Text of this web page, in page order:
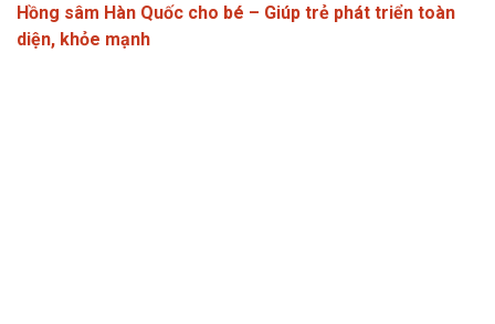
Hồng sâm Hàn Quốc cho bé – Giúp trẻ phát triển toàn
diện, khỏe mạnh